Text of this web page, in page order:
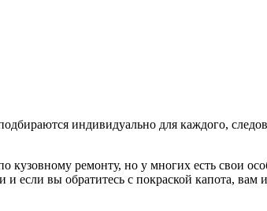
индивидуально для каждого,
ремонту, но у многих есть свои
вы обратитесь с покраской капота, вам